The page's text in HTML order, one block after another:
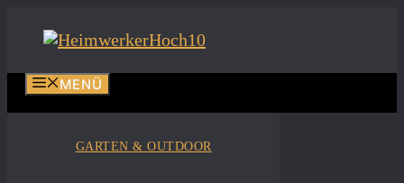
Inhalt
MENÜ
GARTEN & OUTDOOR